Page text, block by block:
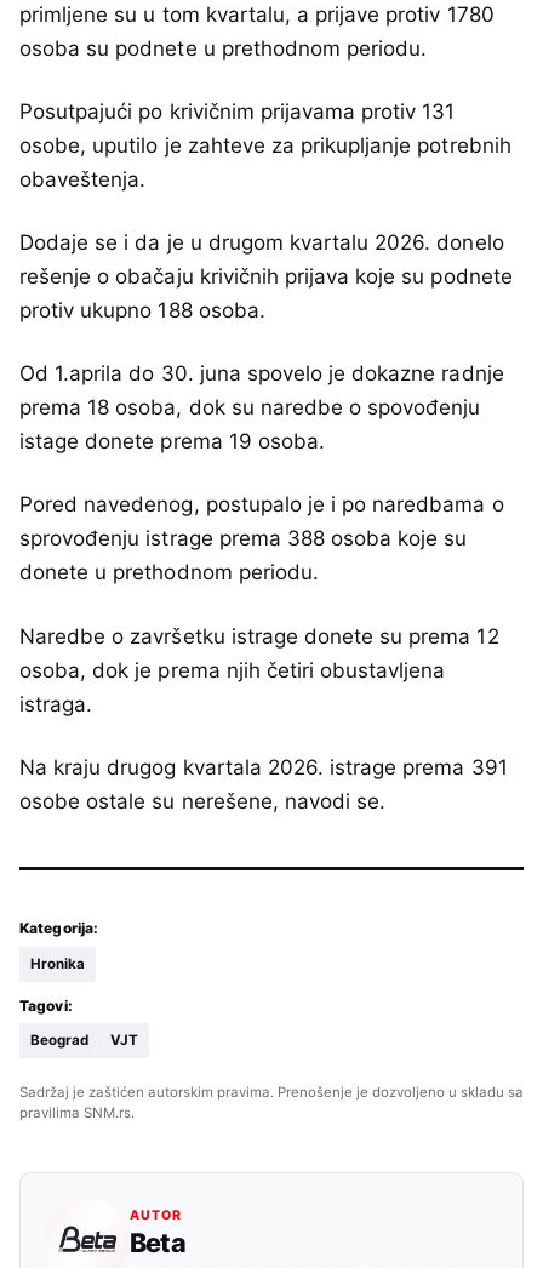
primljene su u tom kvartalu, a prijave protiv 1780
osoba su podnete u prethodnom periodu.
Posutpajući po krivičnim prijavama protiv 131
osobe, uputilo je zahteve za prikupljanje potrebnih
obaveštenja.
Dodaje se i da je u drugom kvartalu 2026. donelo
rešenje o obačaju krivičnih prijava koje su podnete
protiv ukupno 188 osoba.
Od 1.aprila do 30. juna spovelo je dokazne radnje
prema 18 osoba, dok su naredbe o spovođenju
istage donete prema 19 osoba.
Pored navedenog, postupalo je i po naredbama o
sprovođenju istrage prema 388 osoba koje su
donete u prethodnom periodu.
Naredbe o završetku istrage donete su prema 12
osoba, dok je prema njih četiri obustavljena
istraga.
Na kraju drugog kvartala 2026. istrage prema 391
osobe ostale su nerešene, navodi se.
Kategorija:
Hronika
Tagovi:
Beograd VJT
Sadržaj je zaštićen autorskim pravima. Prenošenje je dozvoljeno u skladu sa
pravilima SNM.rs.
AUTOR
Beta